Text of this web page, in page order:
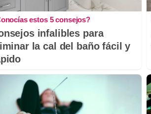
estos 5 consejos?
infalibles para
la cal del baño fácil y